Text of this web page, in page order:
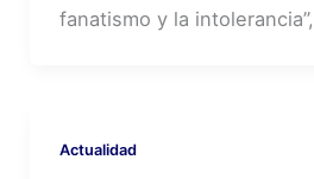
fanatismo y la
Actualidad